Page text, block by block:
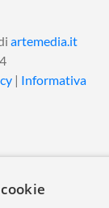
artemedia.it
| Informativa